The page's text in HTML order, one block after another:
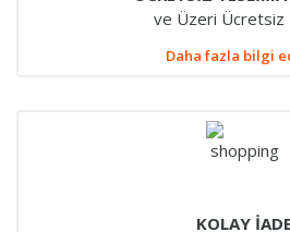
ve Üzeri Ücretsiz
Daha fazla bilgi
KOLAY İADE